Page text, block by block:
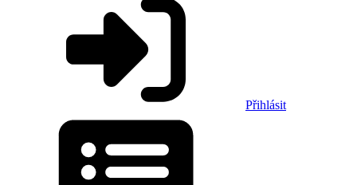
Přihlásit